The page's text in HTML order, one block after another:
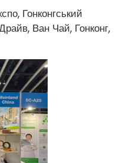
Гонконгський
Ван Чай, Гонконг,